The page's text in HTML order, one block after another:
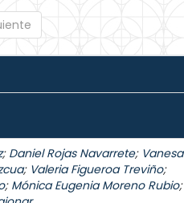
; Daniel Rojas Navarrete; Vanesa
; Valeria Figueroa Treviño;
; Mónica Eugenia Moreno Rubio;